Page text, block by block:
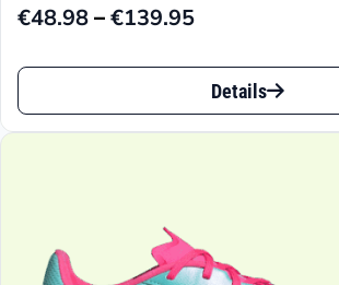
€48.98–€139.95
Preisspanne:
€48.98
€139.95
Dieses
Produkt
auf.
Details